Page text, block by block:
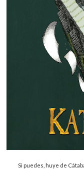
Si puedes, huye de